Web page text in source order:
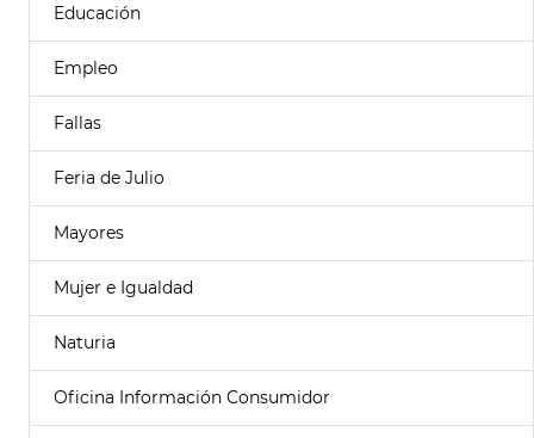
Educación
Empleo
Fallas
Feria de Julio
Mayores
Mujer e Igualdad
Naturia
Oficina Información Consumidor